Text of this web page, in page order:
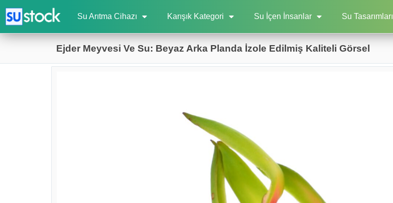
Su Arıtma Cihazı Karışık Kategori Su İçen İnsanlar Su Tasarımları
Ejder Meyvesi Ve Su: Beyaz Arka Planda İzole Edilmiş Kaliteli Görsel